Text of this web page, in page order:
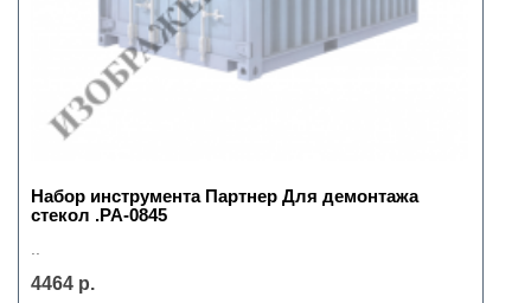
Набор инструмента Партнер Для демонтажа
стекол .РА-0845
4464 р.